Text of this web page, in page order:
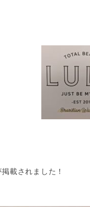
載されました！